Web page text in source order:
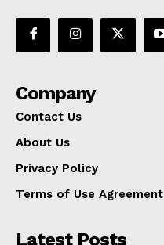
Company
Contact Us
About Us
Privacy Policy
Terms of Use Agreement
Latest Posts